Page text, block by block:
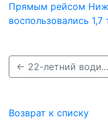
Прямым рейсом
воспользовались
← 22-летний водитель легковушки погиб в ДТП под Богородском
Возврат к списку